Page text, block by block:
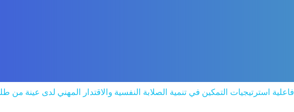
فاعلية استرتيجيات التمكين في تنمية الصلابة النفسية والاقتدار المهني لدى عينة من